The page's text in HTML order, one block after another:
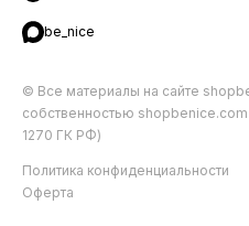
be_nice
© Все материалы на сайте
собственностью
1270 ГК РФ)
Политика конфиденциальности
Оферта